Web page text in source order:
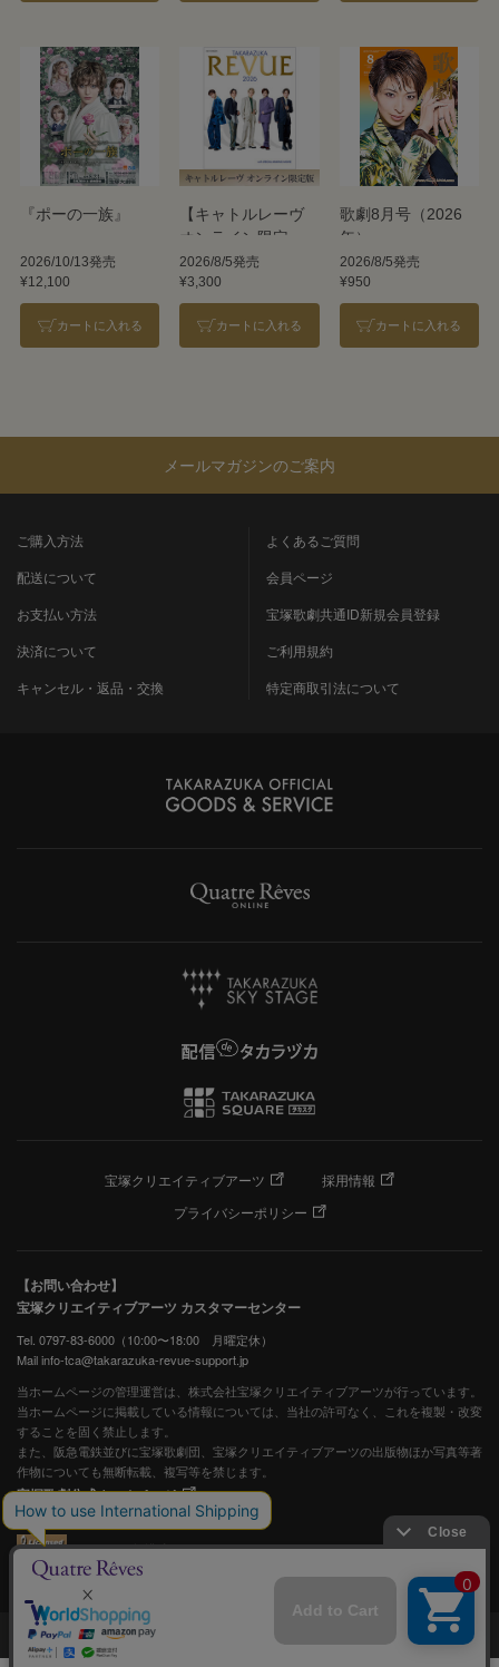
『ポーの一族』
2026/10/13発売
¥12,100
カートに入れる
【キャトルレーヴ
オンライン限定
版】TAKARAZUKA
REVUE 2026
2026/8/5発売
¥3,300
カートに入れる
歌劇8月号（2026
年）
2026/8/5発売
¥950
カートに入れる
メールマガジンのご案内
ご購入方法
配送について
お支払い方法
決済について
キャンセル・返品・交換
よくあるご質問
会員ページ
宝塚歌劇共通ID新規会員登録
ご利用規約
特定商取引法について
宝塚クリエイティブアーツ
採用情報
プライバシーポリシー
【お問い合わせ】
宝塚クリエイティブアーツ カスタマーセンター
Tel. 0797-83-6000（10:00〜18:00 月曜定休）
Mail info-tca@takarazuka-revue-support.jp
当ホームページの管理運営は、株式会社宝塚クリエイティブアーツが行っています。
当ホームページに掲載している情報については、当社の許可なく、これを複製・改変
することを固く禁止します。
また、阪急電鉄並びに宝塚歌劇団、宝塚クリエイティブアーツの出版物ほか写真等著
作物についても無断転載、複写等を禁じます。
宝塚歌劇公式ホームページ
JASRAC許諾番号：S0507081515
JASRAC許諾番号：9009941002Y45040
©宝塚歌劇 ©宝塚クリエイティブアーツ